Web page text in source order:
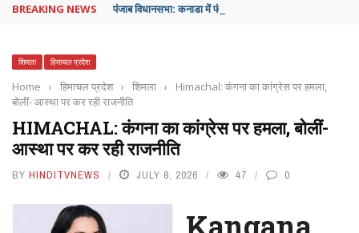
BREAKING NEWS पंजाब विधानसभा: कनाडा में फंसे छात्रों को पंजाब सरकार देगी पूरी
शिमला हिमाचल प्रदेश
Home › हिमाचल प्रदेश › शिमला ›
Himachal: कंगना का कांग्रेस पर हमला,
बोलीं- आस्था पर कर रही राजनीति
HIMACHAL: कंगना का कांग्रेस पर हमला, बोलीं-
आस्था पर कर रही राजनीति
BY HINDITVNEWS JULY 8, 2026 47 0